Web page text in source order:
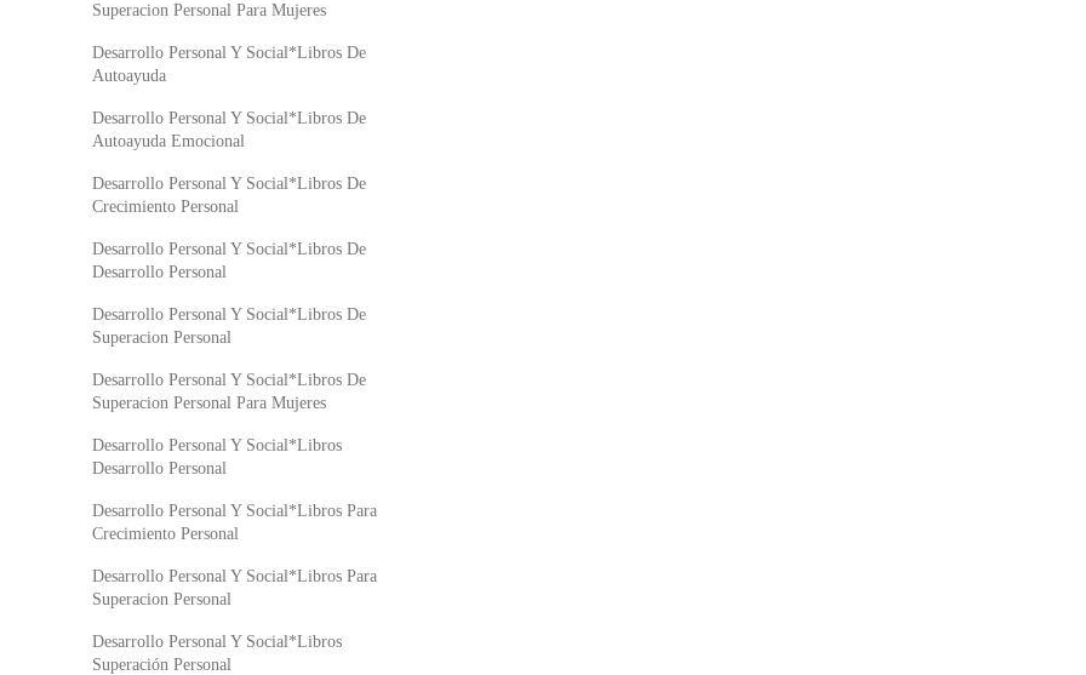
Superacion Personal Para Mujeres
Desarrollo Personal Y Social*Libros De
Autoayuda
Desarrollo Personal Y Social*Libros De
Autoayuda Emocional
Desarrollo Personal Y Social*Libros De
Crecimiento Personal
Desarrollo Personal Y Social*Libros De
Desarrollo Personal
Desarrollo Personal Y Social*Libros De
Superacion Personal
Desarrollo Personal Y Social*Libros De
Superacion Personal Para Mujeres
Desarrollo Personal Y Social*Libros
Desarrollo Personal
Desarrollo Personal Y Social*Libros Para
Crecimiento Personal
Desarrollo Personal Y Social*Libros Para
Superacion Personal
Desarrollo Personal Y Social*Libros
Superación Personal